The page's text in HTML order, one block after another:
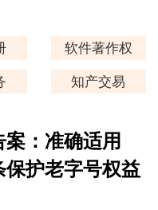
软件著作权
知产交易
：准确适用
保护老字号权益